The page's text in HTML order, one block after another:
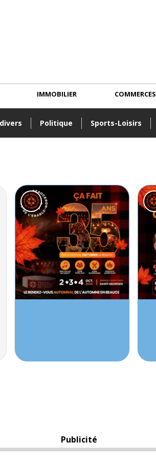
Politique Sports-Loisirs
IMMOBILIER COMMERCES
Publicité